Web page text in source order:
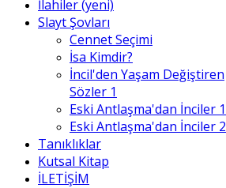
İlahiler (yeni)
Slayt Şovları
Cennet Seçimi
İsa Kimdir?
İncil'den Yaşam Değiştiren
Sözler 1
Eski Antlaşma'dan İnciler 1
Eski Antlaşma'dan İnciler 2
Tanıklıklar
Kutsal Kitap
İLETİŞİM